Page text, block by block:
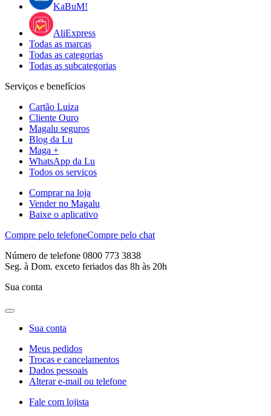
KaBuM!
AliExpress
Todas as marcas
Todas as categorias
Todas as subcategorias
Serviços e benefícios
Cartão Luiza
Cliente Ouro
Magalu seguros
Blog da Lu
Maga +
WhatsApp da Lu
Todos os serviços
Comprar na loja
Vender no Magalu
Baixe o aplicativo
Compre pelo telefoneCompre pelo chat
Número de telefone 0800 773 3838
Seg. à Dom. exceto feriados das 8h às 20h
Sua conta
Sua conta
Meus pedidos
Trocas e cancelamentos
Dados pessoais
Alterar e-mail ou telefone
Fale com lojista